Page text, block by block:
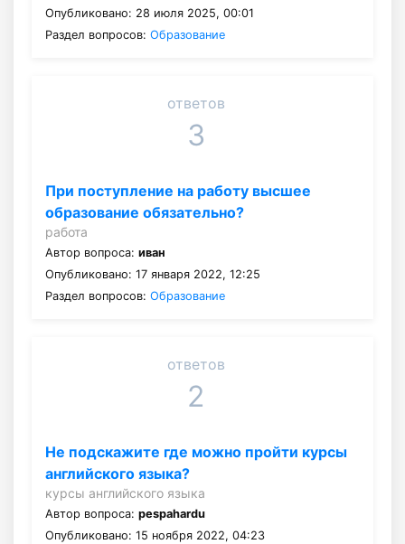
Опубликовано: 28 июля 2025, 00:01
Раздел вопросов: Образование
ответов
3
При поступление на работу высшее
образование обязательно?
работа
Автор вопроса: иван
Опубликовано: 17 января 2022, 12:25
Раздел вопросов: Образование
ответов
2
Не подскажите где можно пройти курсы
английского языка?
курсы английского языка
Автор вопроса: pespahardu
Опубликовано: 15 ноября 2022, 04:23